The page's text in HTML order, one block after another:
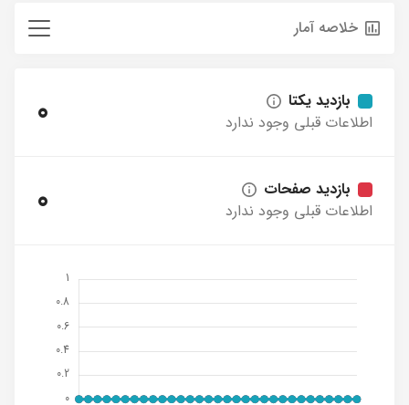
خلاصه آمار
بازدید یکتا
اطلاعات قبلی وجود ندارد
0
بازدید صفحات
اطلاعات قبلی وجود ندارد
0